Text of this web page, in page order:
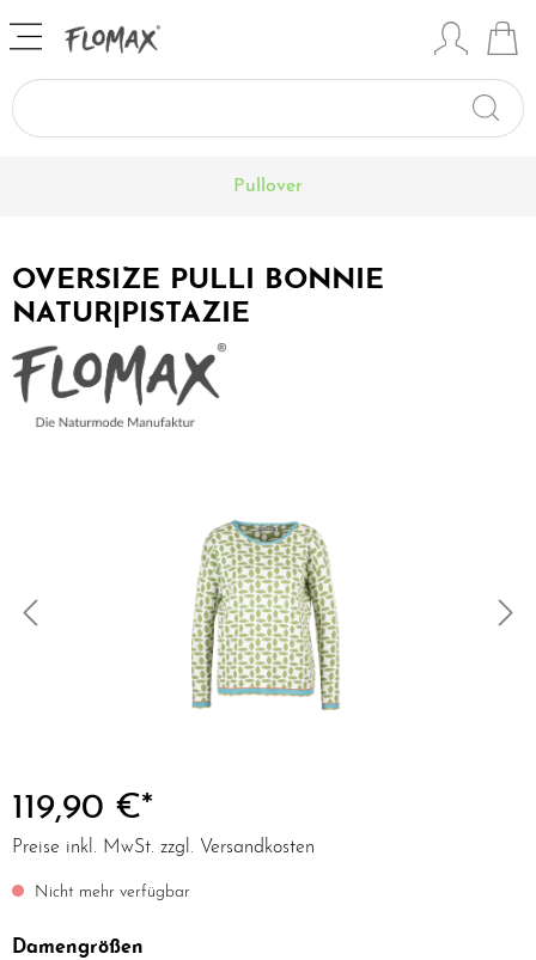
Pullover
OVERSIZE PULLI BONNIE
NATUR|PISTAZIE
119,90 €*
Preise inkl. MwSt. zzgl. Versandkosten
Nicht mehr verfügbar
Damengrößen